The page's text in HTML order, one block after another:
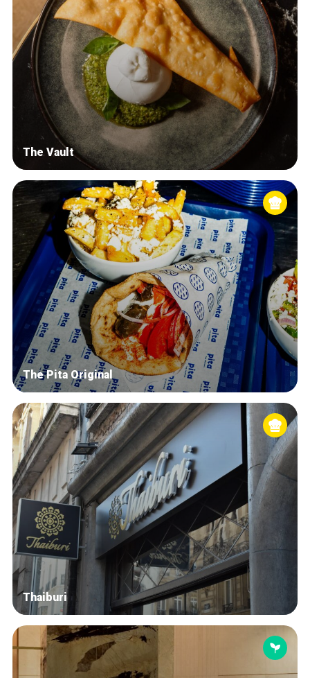
The Vault
The Pita Original
Thaiburi